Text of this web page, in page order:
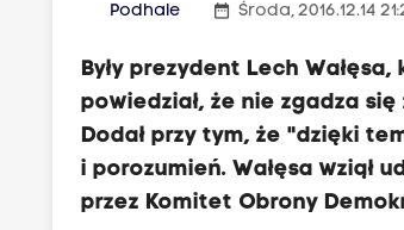
Podhale date_range Środa, 2016.12.14
Były prezydent Lech
powiedział, że nie zgadza
Dodał przy tym, że "dzięki
i porozumień. Wałęsa wziął
przez Komitet Obrony